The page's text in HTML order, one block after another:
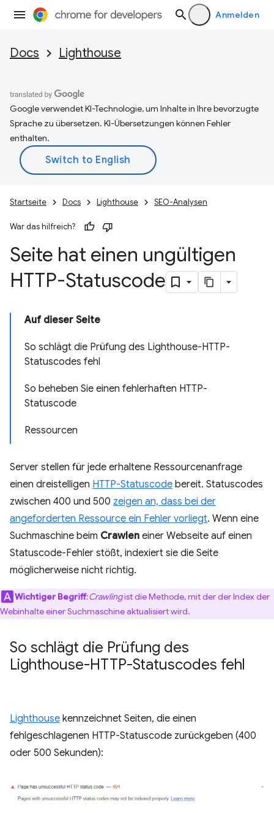
Anmelden
Docs Lighthouse
Google verwendet KI-Technologie, um Inhalte in Ihre bevorzugte
Sprache zu übersetzen. KI-Übersetzungen können Fehler
enthalten.
Startseite Docs Lighthouse SEO-Analysen
War das hilfreich?
Seite hat einen ungültigen
HTTP-Statuscode
Auf dieser Seite
So schlägt die Prüfung des Lighthouse-HTTP-
Statuscodes fehl
So beheben Sie einen fehlerhaften HTTP-
Statuscode
Ressourcen
Server stellen für jede erhaltene Ressourcenanfrage
einen dreistelligen HTTP-Statuscode bereit. Statuscodes
zwischen 400 und 500 zeigen an, dass bei der
angeforderten Ressource ein Fehler vorliegt. Wenn eine
Suchmaschine beim Crawlen einer Webseite auf einen
Statuscode-Fehler stößt, indexiert sie die Seite
möglicherweise nicht richtig.
Wichtiger Begriff:Crawlingist die Methode, mit der der Index der
Webinhalte einer Suchmaschine aktualisiert wird.
So schlägt die Prüfung des
Lighthouse-HTTP-Statuscodes fehl
Lighthouse kennzeichnet Seiten, die einen
fehlgeschlagenen HTTP-Statuscode zurückgeben (400
oder 500 Sekunden):